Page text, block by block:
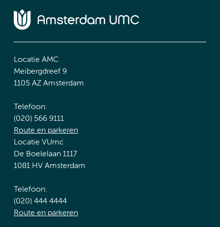
Locatie AMC
Meibergdreef 9
1105 AZ Amsterdam
Telefoon:
(020) 566 9111
Route en parkeren
Locatie VUmc
De Boelelaan 1117
1081 HV Amsterdam
Telefoon:
(020) 444 4444
Route en parkeren